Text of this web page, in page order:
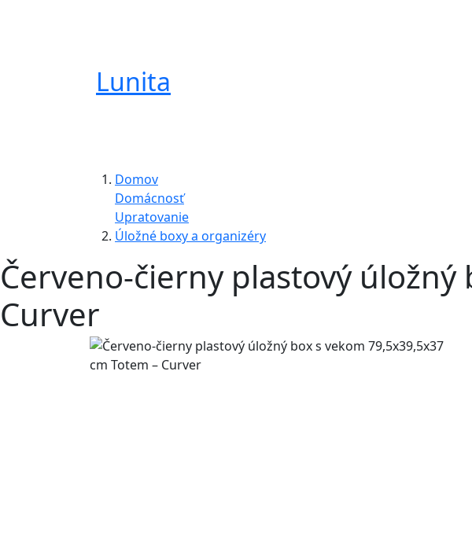
Lunita
Domov
Domácnosť
Upratovanie
Úložné boxy a organizéry
Červeno-čierny plastový úložný
Curver